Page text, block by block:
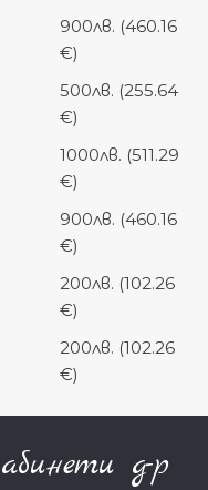
900лв. (460.16
€)
500лв. (255.64
€)
1000лв. (511.29
€)
900лв. (460.16
€)
200лв. (102.26
€)
200лв. (102.26
€)
д-р